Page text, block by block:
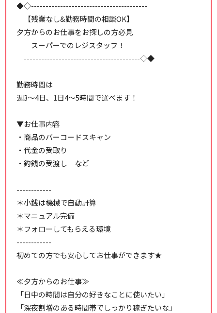
◆◇----------------------------------------
【残業なし&勤務時間の相談OK】
夕方からのお仕事をお探しの方必見
スーパーでのレジスタッフ！
----------------------------------------◇◆
勤務時間は
週3～4日、1日4～5時間で選べます！
▼お仕事内容
・商品のバーコードスキャン
・代金の受取り
・釣銭の受渡し など
------------
＊小銭は機械で自動計算
＊マニュアル完備
＊フォローしてもらえる環境
------------
初めての方でも安心してお仕事ができます★
≪夕方からのお仕事≫
「日中の時間は自分の好きなことに使いたい」
「深夜割増のある時間帯でしっかり稼ぎたいな」